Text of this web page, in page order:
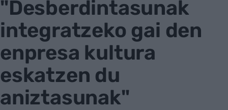
"Desberdintasunak
integratzeko gai den
enpresa kultura
eskatzen du
aniztasunak"